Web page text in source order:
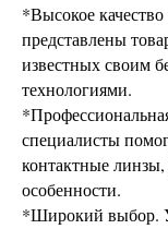
*Высокое
представлены
известных своим
технологиями.
специалисты
контактные
особенности.
*Широкий выбор. У